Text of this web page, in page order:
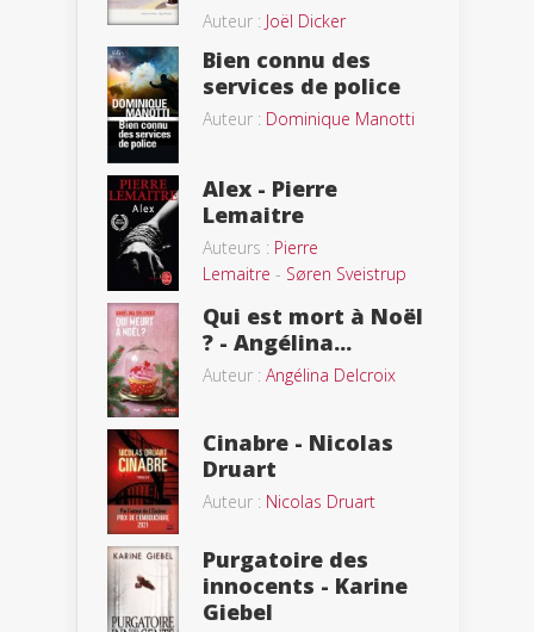
Auteur : Joël Dicker
Bien connu des
services de police
Auteur : Dominique Manotti
Alex - Pierre
Lemaitre
Auteurs : Pierre
Lemaitre - Søren Sveistrup
Qui est mort à Noël
? - Angélina...
Auteur : Angélina Delcroix
Cinabre - Nicolas
Druart
Auteur : Nicolas Druart
Purgatoire des
innocents - Karine
Giebel